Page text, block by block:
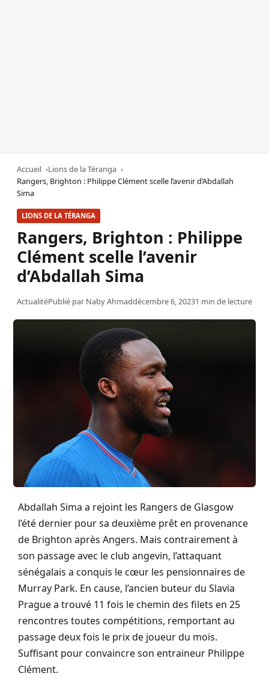
Accueil
Lions de la Téranga
Rangers, Brighton : Philippe Clément scelle l’avenir d’Abdallah
Sima
LIONS DE LA TÉRANGA
Rangers, Brighton : Philippe
Clément scelle l’avenir
d’Abdallah Sima
ActualitéPublié par Naby Ahmaddécembre 6, 20231 min de lecture
Abdallah Sima a rejoint les Rangers de Glasgow
l’été dernier pour sa deuxième prêt en provenance
de Brighton après Angers. Mais contrairement à
son passage avec le club angevin, l’attaquant
sénégalais a conquis le cœur les pensionnaires de
Murray Park. En cause, l’ancien buteur du Slavia
Prague a trouvé 11 fois le chemin des filets en 25
rencontres toutes compétitions, remportant au
passage deux fois le prix de joueur du mois.
Suffisant pour convaincre son entraineur Philippe
Clément.